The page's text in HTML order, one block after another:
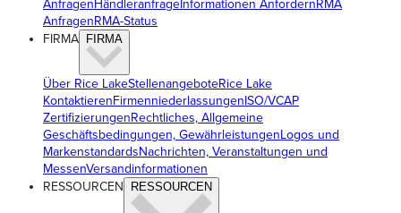
AnfragenHändleranfrageInformationen AnfordernRMA
AnfragenRMA-Status
FIRMA
FIRMA
Über Rice LakeStellenangeboteRice Lake
KontaktierenFirmenniederlassungenISO/VCAP
ZertifizierungenRechtliches, Allgemeine
Geschäftsbedingungen, GewährleistungenLogos und
MarkenstandardsNachrichten, Veranstaltungen und
MessenVersandinformationen
RESSOURCEN
RESSOURCEN